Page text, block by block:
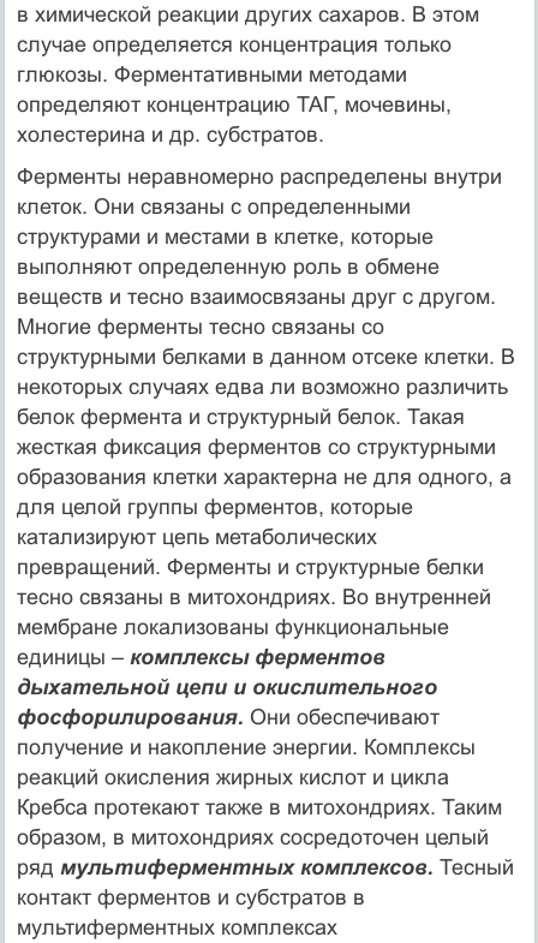
в химической реакции других сахаров. В этом
случае определяется концентрация только
глюкозы. Ферментативными методами
определяют концентрацию ТАГ, мочевины,
холестерина и др. субстратов.
Ферменты неравномерно распределены внутри
клеток. Они связаны с определенными
структурами и местами в клетке, которые
выполняют определенную роль в обмене
веществ и тесно взаимосвязаны друг с другом.
Многие ферменты тесно связаны со
структурными белками в данном отсеке клетки. В
некоторых случаях едва ли возможно различить
белок фермента и структурный белок. Такая
жесткая фиксация ферментов со структурными
образования клетки характерна не для одного, а
для целой группы ферментов, которые
катализируют цепь метаболических
превращений. Ферменты и структурные белки
тесно связаны в митохондриях. Во внутренней
мембране локализованы функциональные
единицы – комплексы ферментов
дыхательной цепи и окислительного
фосфорилирования. Они обеспечивают
получение и накопление энергии. Комплексы
реакций окисления жирных кислот и цикла
Кребса протекают также в митохондриях. Таким
образом, в митохондриях сосредоточен целый
ряд мультиферментных комплексов. Тесный
контакт ферментов и субстратов в
мультиферментных комплексах